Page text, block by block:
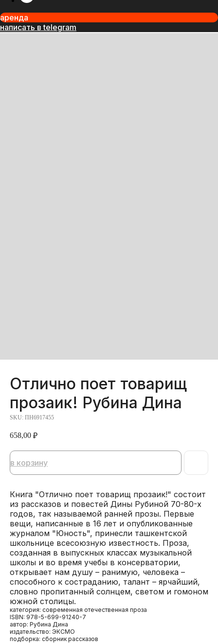
аренда
написать в telegram
Отлично поет товарищ
прозаик! Рубина Дина
SKU: ПН6917455
658,00 ₽
в корзину
Книга "Отлично поет товарищ прозаик!" состоит
из рассказов и повестей Дины Рубиной 70-80-х
годов, так называемой ранней прозы. Первые
вещи, написанные в 16 лет и опубликованные
журналом "Юность", принесли ташкентской
школьнице всесоюзную известность. Проза,
созданная в выпускных классах музыкальной
школы и во время учебы в консерватории,
открывает нам душу – ранимую, человека –
способного к состраданию, талант – ярчайший,
словно пропитанный солнцем, светом и гомоном
южной столицы.
категория: современная отечественная проза
ISBN: 978-5-699-91240-7
автор: Рубина Дина
издательство: ЭКСМО
подборка: сборник рассказов